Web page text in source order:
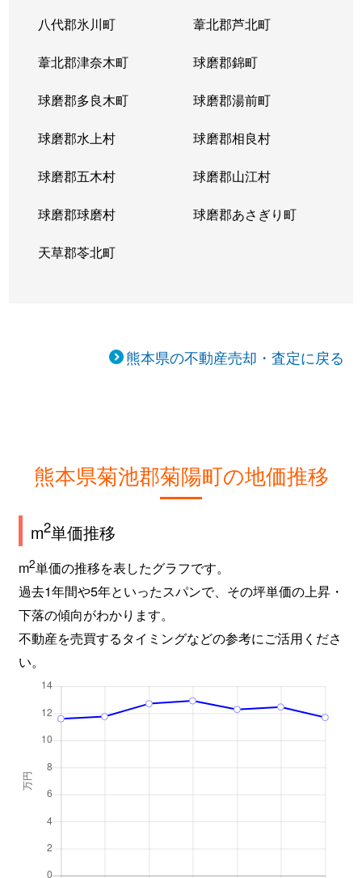
八代郡氷川町 葦北郡芦北町
葦北郡津奈木町 球磨郡錦町
球磨郡多良木町 球磨郡湯前町
球磨郡水上村 球磨郡相良村
球磨郡五木村 球磨郡山江村
球磨郡球磨村 球磨郡あさぎり町
天草郡苓北町
熊本県の不動産売却・査定に戻る
熊本県菊池郡菊陽町の地価推移
m2単価推移
m2単価の推移を表したグラフです。
過去1年間や5年といったスパンで、その坪単価の上昇・
下落の傾向がわかります。
不動産を売買するタイミングなどの参考にご活用くださ
い。